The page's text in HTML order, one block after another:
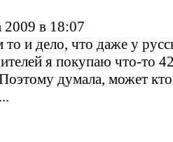
2009 в 18:07
то и дело, что даже у
я покупаю что-то
думала, может